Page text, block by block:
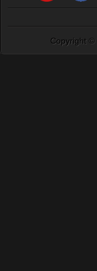
Copyright ©